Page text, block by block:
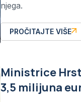
njega.
PROČITAJTE VIŠE
Ministrice
3,5 milijuna